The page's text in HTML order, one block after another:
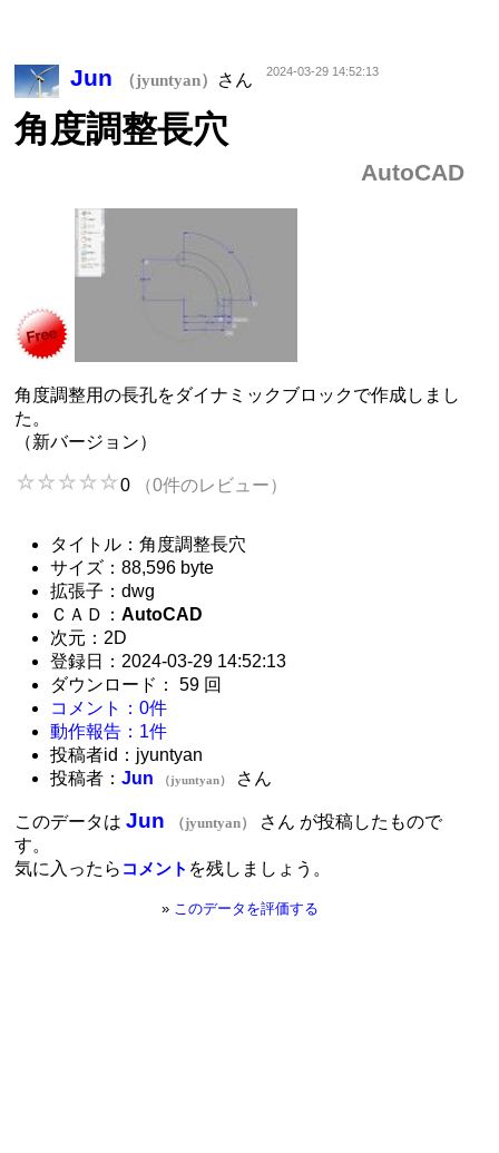
Jun （jyuntyan） さん 2024-03-29 14:52:13
角度調整長穴
AutoCAD
角度調整用の長孔をダイナミックブロックで作成しまし
た。
（新バージョン）
0 （0件のレビュー）
タイトル：角度調整長穴
サイズ：88,596 byte
拡張子：dwg
ＣＡＤ：AutoCAD
次元：2D
登録日：2024-03-29 14:52:13
ダウンロード： 59 回
コメント：0件
動作報告：1件
投稿者id：jyuntyan
投稿者：Jun （jyuntyan） さん
このデータはJun （jyuntyan）
さん が投稿したもので
す。
気に入ったら コメント を残しましょう。
» このデータを評価する